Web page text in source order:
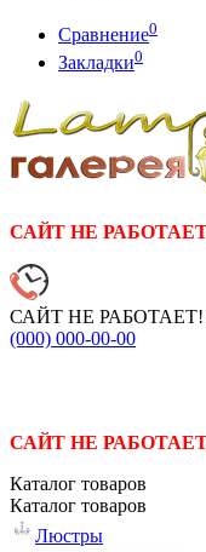
Сравнение0
Закладки0
САЙТ НЕ
САЙТ НЕ
(000) 000-00-00
САЙТ НЕ
Каталог товаров
Каталог товаров
Люстры